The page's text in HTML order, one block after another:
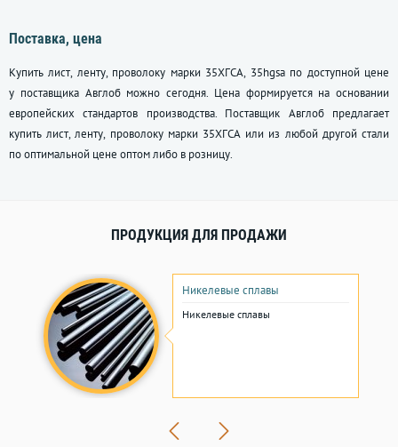
Поставка, цена
Купить лист, ленту, проволоку марки 35ХГСА, 35hgsa по доступной цене
у поставщика Авглоб можно сегодня. Цена формируется на основании
европейских стандартов производства. Поставщик Авглоб предлагает
купить лист, ленту, проволоку марки 35ХГСА или из любой другой стали
по оптимальной цене оптом либо в розницу.
ПРОДУКЦИЯ ДЛЯ ПРОДАЖИ
Никелевые сплавы
Никелевые сплавы